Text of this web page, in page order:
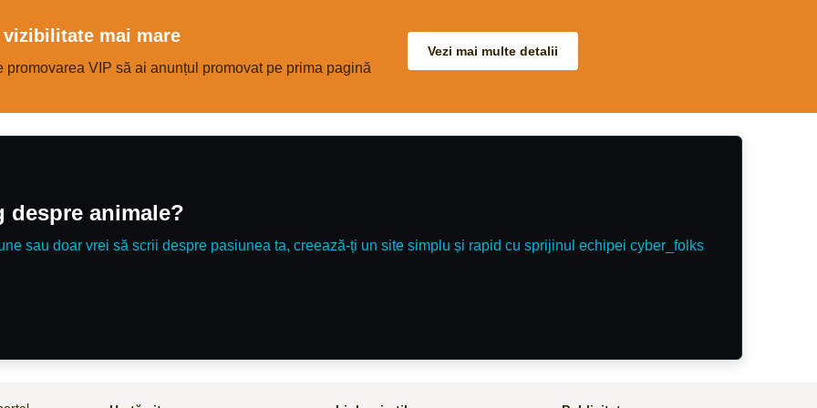
feeding jucării şampon
folosita)
mai mare
promovarea VIP să ai anunțul promovat pe prima pagină
Vezi mai multe detalii
animale?
sau doar vrei să scrii despre pasiunea ta, creează-ți un site simplu și rapid cu sprijinul echipei cyber_folks